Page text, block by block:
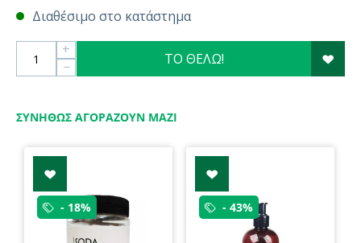
Διαθέσιμο στο κατάστημα
+
−
ΤΟ ΘΕΛΩ!
ΣΥΝΉΘΩΣ ΑΓΟΡΆΖΟΥΝ ΜΑΖΊ
- 18% - 43%